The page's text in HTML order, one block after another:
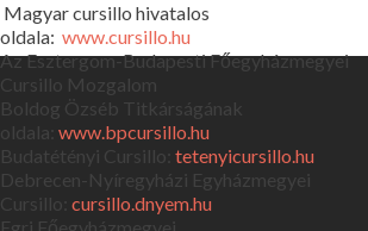
További Cursillo oldalak
Kapcsolat
Magyar cursillo hivatalos
oldala: www.cursillo.hu
Az Esztergom-Budapesti Főegyházmegyei
Cursillo Mozgalom
Boldog Özséb Titkárságának
oldala: www.bpcursillo.hu
Budatétényi Cursillo: tetenyicursillo.hu
Debrecen-Nyíregyházi Egyházmegyei
Cursillo: cursillo.dnyem.hu